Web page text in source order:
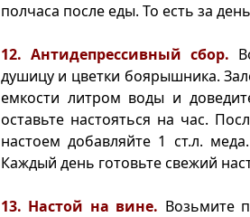
полчаса после еды. То есть за
12. Антидепрессивный сбор.
душицу и цветки боярышника.
емкости литром воды и
оставьте настояться на час.
настоем добавляйте 1 ст.л.
Каждый день готовьте свежий
13. Настой на вине. Возьмите